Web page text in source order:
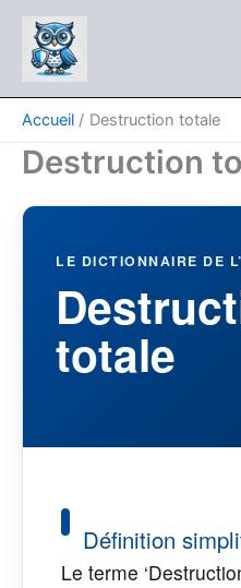
contenu
Accueil Destruction totale
Destruction
LE DICTIONNAIRE DE
totale
Définition
Le terme